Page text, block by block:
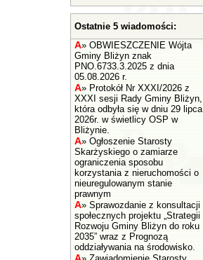
Ostatnie 5 wiadomości:
A» OBWIESZCZENIE Wójta
Gminy Bliżyn znak
PNO.6733.3.2025 z dnia
05.08.2026 r.
A» Protokół Nr XXXI/2026 z
XXXI sesji Rady Gminy Bliżyn,
która odbyła się w dniu 29 lipca
2026r. w świetlicy OSP w
Bliżynie.
A» Ogłoszenie Starosty
Skarżyskiego o zamiarze
ograniczenia sposobu
korzystania z nieruchomości o
nieuregulowanym stanie
prawnym
A» Sprawozdanie z konsultacji
społecznych projektu „Strategii
Rozwoju Gminy Bliżyn do roku
2035” wraz z Prognozą
oddziaływania na środowisko.